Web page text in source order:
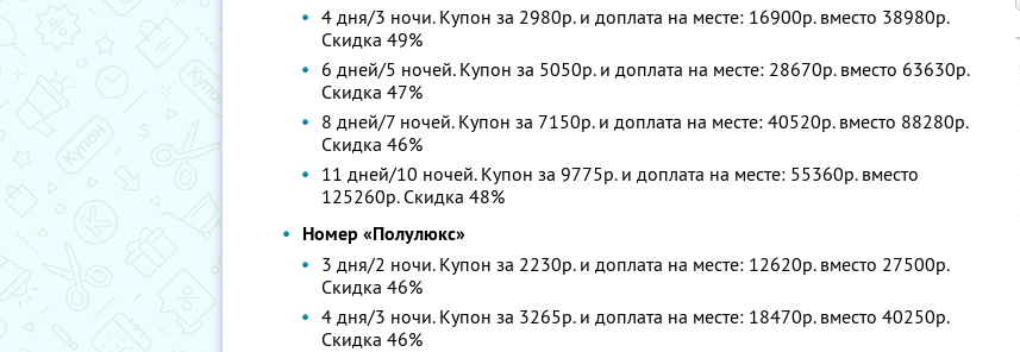
4 дня/3 ночи. Купон за 2980р. и доплата на месте: 16900р. вместо 38980р.
Скидка 49%
6 дней/5 ночей. Купон за 5050р. и доплата на месте: 28670р. вместо 63630р.
Скидка 47%
8 дней/7 ночей. Купон за 7150р. и доплата на месте: 40520р. вместо 88280р.
Скидка 46%
11 дней/10 ночей. Купон за 9775р. и доплата на месте: 55360р. вместо
125260р. Скидка 48%
Номер «Полулюкс»
3 дня/2 ночи. Купон за 2230р. и доплата на месте: 12620р. вместо 27500р.
Скидка 46%
4 дня/3 ночи. Купон за 3265р. и доплата на месте: 18470р. вместо 40250р.
Скидка 46%